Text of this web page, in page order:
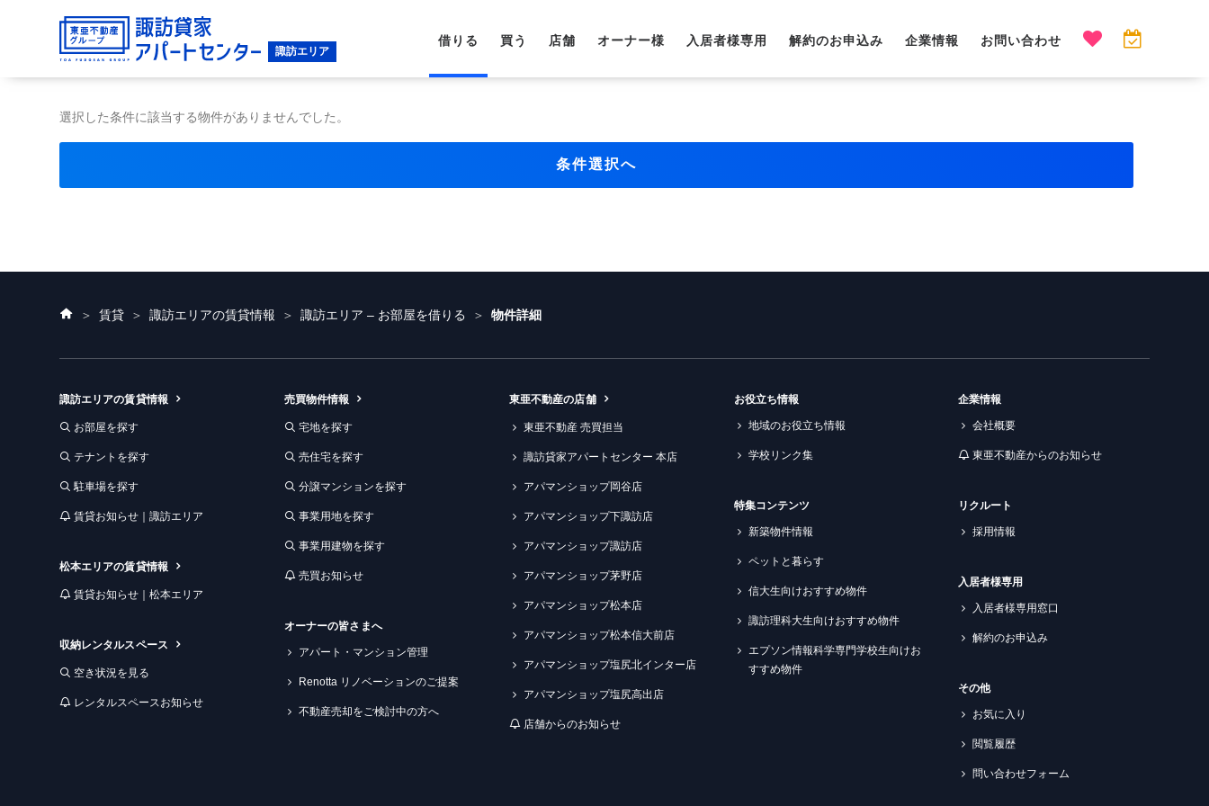
借りる 買う 店舗 オーナー様 入居者様専用 解約のお申込み 企業情報 お問い合わせ
選択した条件に該当する物件がありませんでした。
条件選択へ
ホ
ム
賃貸 諏訪エリアの賃貸情報 諏訪エリア – お部屋を借りる 物件詳細
諏訪エリアの賃貸情報
お部屋を探す
テナントを探す
駐車場を探す
賃貸お知らせ｜諏訪エリア
松本エリアの賃貸情報
賃貸お知らせ｜松本エリア
収納レンタルスペース
空き状況を見る
レンタルスペースお知らせ
売買物件情報
宅地を探す
売住宅を探す
分譲マンションを探す
事業用地を探す
事業用建物を探す
売買お知らせ
オーナーの皆さまへ
アパート・マンション管理
Renotta リノベーションのご提案
不動産売却をご検討中の方へ
東亜不動産の店舗
東亜不動産 売買担当
諏訪貸家アパートセンター 本店
アパマンショップ岡谷店
アパマンショップ下諏訪店
アパマンショップ諏訪店
アパマンショップ茅野店
アパマンショップ松本店
アパマンショップ松本信大前店
アパマンショップ塩尻北インター店
アパマンショップ塩尻高出店
店舗からのお知らせ
お役立ち情報
地域のお役立ち情報
学校リンク集
特集コンテンツ
新築物件情報
ペットと暮らす
信大生向けおすすめ物件
諏訪理科大生向けおすすめ物件
エプソン情報科学専門学校生向けお
すすめ物件
企業情報
会社概要
東亜不動産からのお知らせ
リクルート
採用情報
入居者様専用
入居者様専用窓口
解約のお申込み
その他
お気に入り
閲覧履歴
問い合わせフォーム